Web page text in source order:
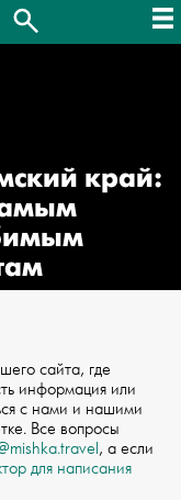
край:
сайта, где
информация или
с нами и нашими
Все вопросы
, а если
для написания